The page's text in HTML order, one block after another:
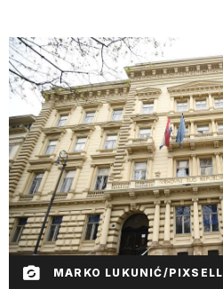
MARKO LUKUNIĆ/PIXSELL